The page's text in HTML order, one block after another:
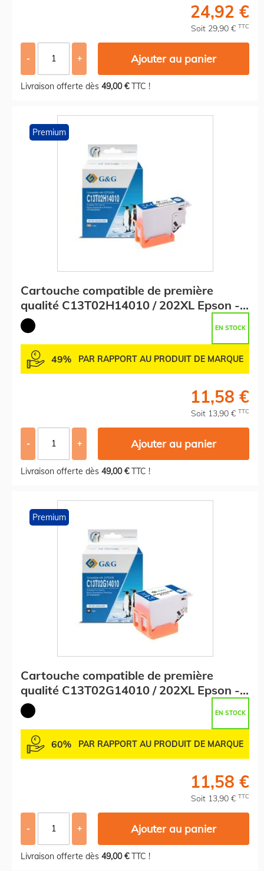
24,92 €
Soit 29,90 € TTC
- + Ajouter au panier
Livraison offerte dès 49,00 €TTC !
Premium
Cartouche compatible de première
qualité C13T02H14010 / 202XL Epson -
noire
EN STOCK
49% PAR RAPPORT AU PRODUIT DE MARQUE
11,58 €
Soit 13,90 € TTC
- + Ajouter au panier
Livraison offerte dès 49,00 €TTC !
Premium
Cartouche compatible de première
qualité C13T02G14010 / 202XL Epson -
noire
EN STOCK
60% PAR RAPPORT AU PRODUIT DE MARQUE
11,58 €
Soit 13,90 € TTC
- + Ajouter au panier
Livraison offerte dès 49,00 €TTC !